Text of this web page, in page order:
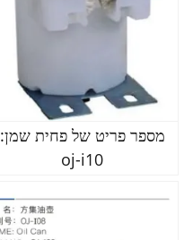
מספר פריט של פחית שמן:
oj-i10